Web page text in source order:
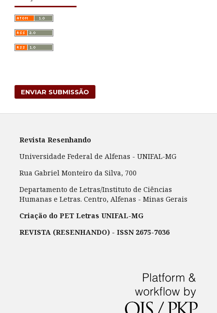
ENVIAR SUBMISSÃO
Revista Resenhando
Universidade Federal de Alfenas - UNIFAL-MG
Rua Gabriel Monteiro da Silva, 700
Departamento de Letras/Instituto de Ciências
Humanas e Letras. Centro, Alfenas - Minas Gerais
Criação do PET Letras UNIFAL-MG
REVISTA (RESENHANDO) - ISSN 2675-7036